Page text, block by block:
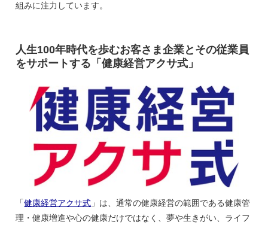
組みに注力しています。
人生100年時代を歩むお客さま企業とその従業員
をサポートする「健康経営アクサ式」
「健康経営アクサ式 」は、通常の健康経営の範囲である健康管
理・健康増進や心の健康だけではなく、夢や生きがい、ライフ